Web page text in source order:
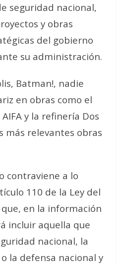
seguridad nacional,
y obras
del gobierno
su administración.
Batman!, nadie
en obras como el
y la refinería Dos
más relevantes obras
contraviene a lo
110 de la Ley del
en la información
incluir aquella que
nacional, la
la defensa nacional y